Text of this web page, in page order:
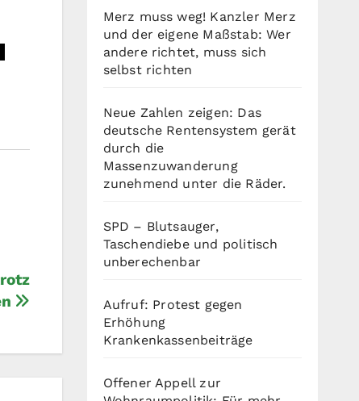
Merz muss weg! Kanzler Merz
und der eigene Maßstab: Wer
andere richtet, muss sich
selbst richten
Neue Zahlen zeigen: Das
deutsche Rentensystem gerät
durch die
Massenzuwanderung
zunehmend unter die Räder.
SPD – Blutsauger,
Taschendiebe und politisch
unberechenbar
Aufruf: Protest gegen
Erhöhung
Krankenkassenbeiträge
Offener Appell zur